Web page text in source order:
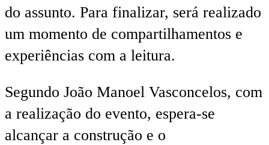
do assunto. Para finalizar, será realizado
um momento de compartilhamentos e
experiências com a leitura.
Segundo João Manoel Vasconcelos, com
a realização do evento, espera-se
alcançar a construção e o